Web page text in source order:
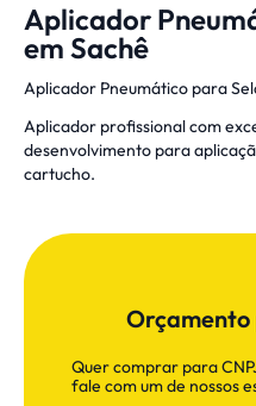
Aplicador
em Sachê
Aplicador Pneumático para
Aplicador profissional com
desenvolvimento para
cartucho.
Orçamento
Quer comprar para
fale com um de nossos